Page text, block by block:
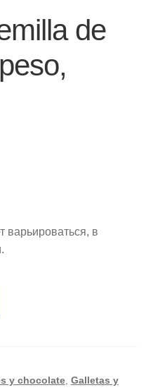
de
варьироваться, в
y chocolate, Galletas y